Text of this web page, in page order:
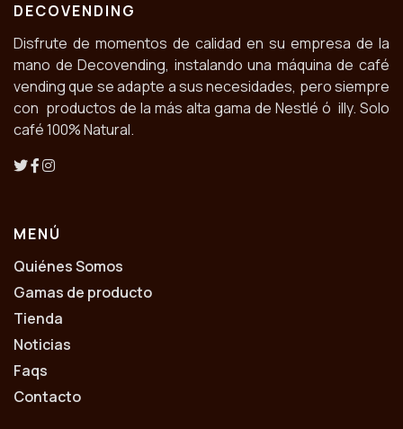
DECOVENDING
Disfrute de momentos de calidad en su empresa de la
mano de Decovending, instalando una máquina de café
vending que se adapte a sus necesidades, pero siempre
con productos de la más alta gama de Nestlé ó illy. Solo
café 100% Natural.
MENÚ
Quiénes Somos
Gamas de producto
Tienda
Noticias
Faqs
Contacto